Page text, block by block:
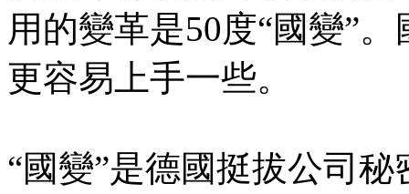
用的變革是50度“國變”
更容易上手一些。
“國變”是德國挺拔公司